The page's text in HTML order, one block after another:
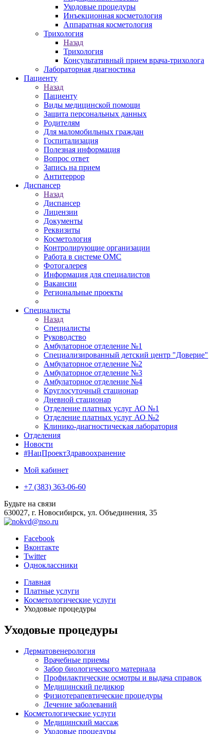
Уходовые процедуры
Инъекционная косметология
Аппаратная косметология
Трихология
Назад
Трихология
Консультативный прием врача-трихолога
Лабораторная диагностика
Пациенту
Назад
Пациенту
Виды медицинской помощи
Защита персональных данных
Родителям
Для маломобильных граждан
Госпитализация
Полезная информация
Вопрос ответ
Запись на прием
Антитеррор
Диспансер
Назад
Диспансер
Лицензии
Документы
Реквизиты
Косметология
Контролирующие организации
Работа в системе ОМС
Фотогалерея
Информация для специалистов
Вакансии
Региональные проекты
Специалисты
Назад
Специалисты
Руководство
Амбулаторное отделение №1
Специализированный детский центр "Доверие"
Амбулаторное отделение №2
Амбулаторное отделение №3
Амбулаторное отделение №4
Круглосуточный стационар
Дневной стационар
Отделение платных услуг АО №1
Отделение платных услуг АО №2
Клинико-диагностическая лаборатория
Отделения
Новости
#НацПроектЗдравоохранение
Мой кабинет
+7 (383) 363-06-60
Будьте на связи
630027, г. Новосибирск, ул. Объединения, 35
Facebook
Вконтакте
Twitter
Одноклассники
Главная
Платные услуги
Косметологические услуги
Уходовые процедуры
Уходовые процедуры
Дерматовенерология
Врачебные приемы
Забор биологического материала
Профилактические осмотры и выдача справок
Медицинский педикюр
Физиотерапевтические процедуры
Лечение заболеваний
Косметологические услуги
Медицинский массаж
Уходовые процедуры